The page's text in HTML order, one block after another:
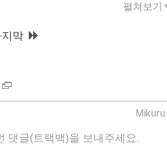
펼쳐보기
지막
Mikuru
댓글(트랙백)을 보내주세요.